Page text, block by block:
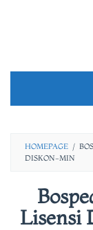
HOMEPAGE /
DISKON-MIN
Lisensi